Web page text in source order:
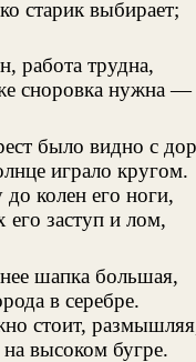
старик выбирает;
работа трудна,
сноровка нужна —
было видно с
играло кругом.
до колен его ноги,
его заступ и лом,
шапка большая,
в серебре.
стоит,
высоком бугре.